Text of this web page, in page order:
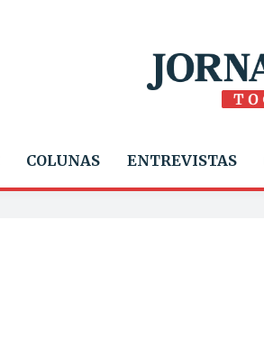
COLUNAS ENTREVISTAS